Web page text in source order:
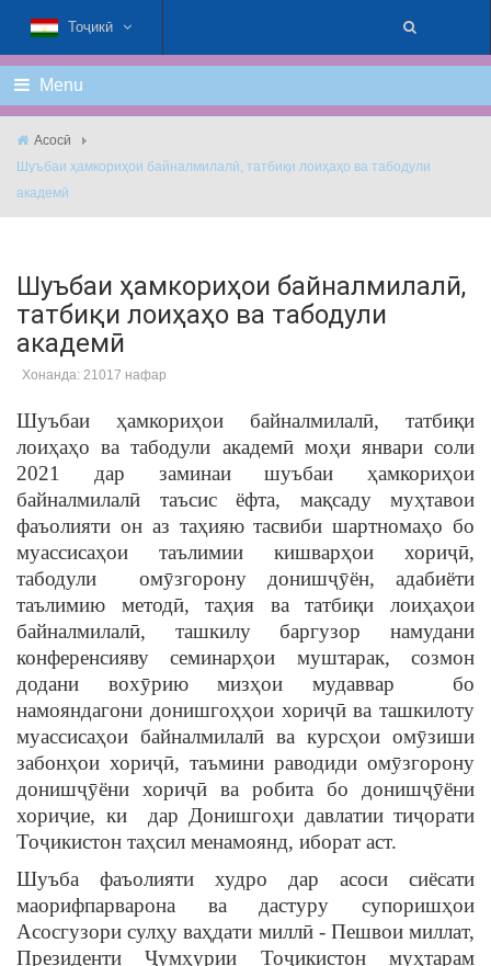
Тоҷикӣ
Menu
Асосӣ
Шуъбаи ҳамкориҳои байналмилалӣ, татбиқи лоиҳаҳо ва табодули
академӣ
Шуъбаи ҳамкориҳои байналмилалӣ,
татбиқи лоиҳаҳо ва табодули
академӣ
Хонанда: 21017 нафар
Шуъбаи ҳамкориҳои байналмилалӣ, татбиқи
лоиҳаҳо ва табодули академӣ моҳи январи соли
2021 дар заминаи шуъбаи ҳамкориҳои
байналмилалӣ таъсис ёфта, мақсаду муҳтавои
фаъолияти он аз таҳияю тасвиби шартномаҳо бо
муассисаҳои таълимии кишварҳои хориҷӣ,
табодули омӯзгорону донишҷӯён, адабиёти
таълимию методӣ, таҳия ва татбиқи лоиҳаҳои
байналмилалӣ, ташкилу баргузор намудани
конференсияву семинарҳои муштарак, созмон
додани вохӯрию мизҳои мудаввар бо
намояндагони донишгоҳҳои хориҷӣ ва ташкилоту
муассисаҳои байналмилалӣ ва курсҳои омӯзиши
забонҳои хориҷӣ, таъмини раводиди омӯзгорону
донишҷӯёни хориҷӣ ва робита бо донишҷӯёни
хориҷие, ки дар Донишгоҳи давлатии тиҷорати
Тоҷикистон таҳсил менамоянд, иборат аст.
Шуъба фаъолияти худро дар асоси сиёсати
маорифпарварона ва дастуру супоришҳои
Асосгузори сулҳу ваҳдати миллӣ - Пешвои миллат,
Президенти Ҷумҳурии Тоҷикистон муҳтарам